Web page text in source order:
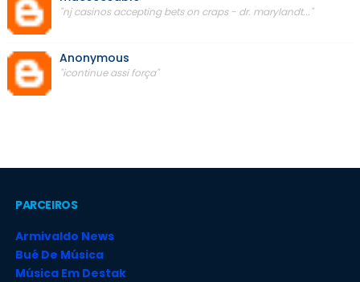
"nj casinos accepting bets on craps - dr. marylandt..."
Anonymous
"icontinue assi força"
PARCEIROS
Armivaldo News
Bué De Música
Música Em Destak